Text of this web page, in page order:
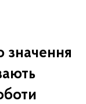
значення